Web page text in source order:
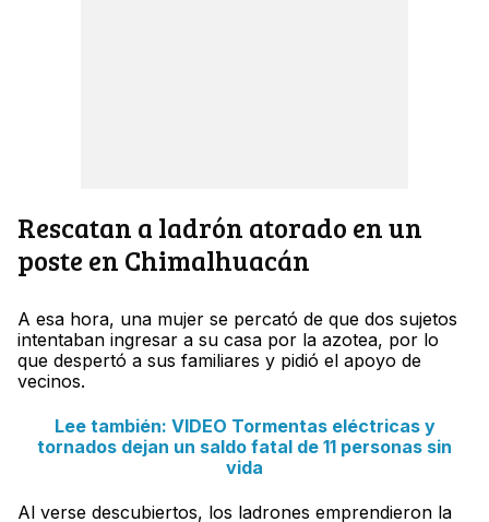
Rescatan a ladrón atorado en un
poste en Chimalhuacán
A esa hora, una mujer se percató de que dos sujetos
intentaban ingresar a su casa por la azotea, por lo
que despertó a sus familiares y pidió el apoyo de
vecinos.
Lee también: VIDEO Tormentas eléctricas y
tornados dejan un saldo fatal de 11 personas sin
vida
Al verse descubiertos, los ladrones emprendieron la